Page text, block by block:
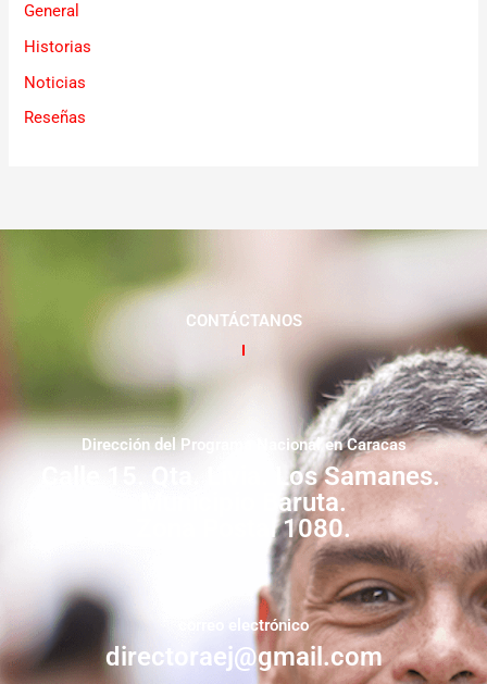
General
Historias
Noticias
Reseñas
CONTÁCTANOS
Dirección del Programa Nacional en Caracas
Calle 15. Qta. Livia. Los Samanes.
Municipio Baruta.
Zona Postal 1080.
correo electrónico
directoraej@gmail.com